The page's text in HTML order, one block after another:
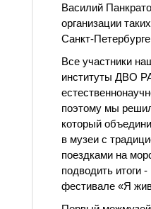
Василий
организации
Санкт-
Все участники
институты ДВО
поэтому мы
который
в музеи с
поездками на
подводить итоги
фестивале «Я